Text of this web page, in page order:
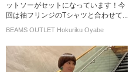
ットソーがセットになっています！今
回は袖フリンジのTシャツと合わせて...
BEAMS OUTLET Hokuriku Oyabe